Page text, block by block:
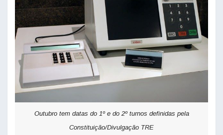
Outubro tem datas do 1º e do 2º turnos definidas pela
Constituição/Divulgação TRE